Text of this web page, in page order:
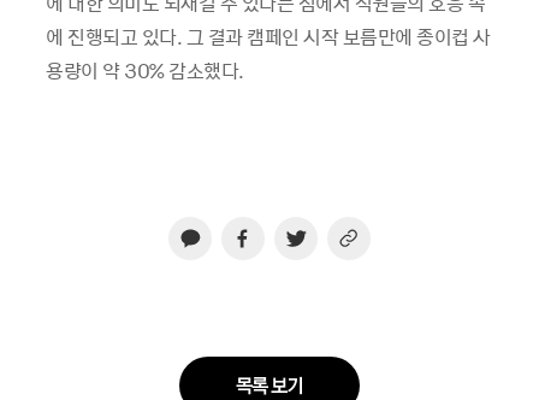
에 진행되고 있다. 그 결과 캠페인 시작 보름만에 종이컵 사
용량이 약 30% 감소했다.
목록 보기